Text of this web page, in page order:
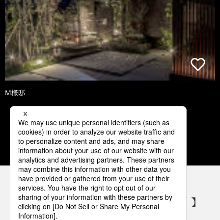
M様邸
3 4 5 6 7
パナソニックの電気設備 SNSアカウント